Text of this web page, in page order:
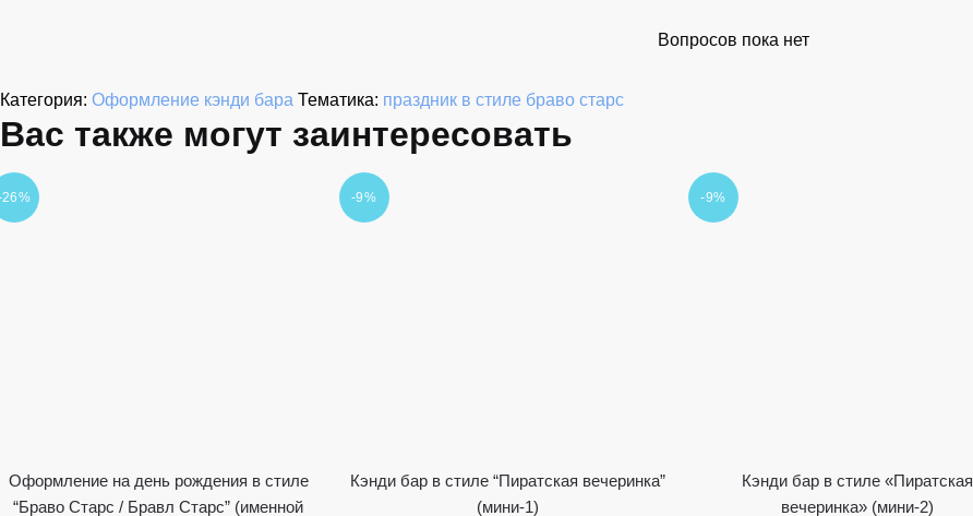
Вопросов пока нет
Категория: Оформление кэнди бара Тематика: праздник в стиле браво старс
Вас также могут заинтересовать
26%
Оформление на день рождения в стиле
“Браво Старс / Бравл Старс” (именной
-9%
Кэнди бар в стиле “Пиратская вечеринка”
(мини-1)
-9%
Кэнди бар в стиле «Пиратская
вечеринка» (мини-2)